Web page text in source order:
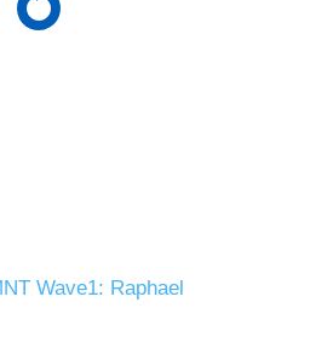
Wave1: Raphael